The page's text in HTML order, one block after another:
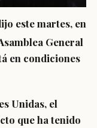
este martes, en
General
en condiciones
Unidas, el
que ha tenido